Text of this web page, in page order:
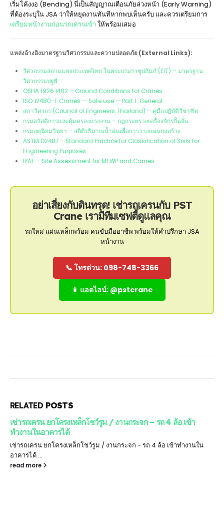
เริ่มโค้งงอ (Bending) นี่เป็นสัญญาณเตือนภัยล่วงหน้า (Early Warning)
ที่ต้องระบุใน JSA ว่าให้หยุดงานทันทีหากพบเห็นครับ และควรเตรียมการ
เตรียมหน้างานก่อนรถเครนเข้า ให้พร้อมเสมอ
แหล่งอ้างอิงมาตรฐานวิศวกรรมและความปลอดภัย (External Links):
วิศวกรรมสถานแห่งประเทศไทย ในพระบรมราชูปถัมภ์ (EIT) – มาตรฐาน
วิศวกรรมปฐพี
OSHA 1926.1402 – Ground Conditions for Cranes
ISO 12480-1: Cranes — Safe use — Part 1: General
สภาวิศวกร (Council of Engineers Thailand) – คู่มือปฏิบัติวิชาชีพ
กรมสวัสดิการและคุ้มครองแรงงาน – กฎกระทรวงเครื่องจักรปั้นจั่น
กรมอุตุนิยมวิทยา – สถิติปริมาณน้ำฝนเพื่อการวางแผนก่อสร้าง
ASTM D2487 – Standard Practice for Classification of Soils for
Engineering Purposes
IPAF – Site Assessment for MEWP and Cranes
อย่าเสี่ยงกับดินทรุด! เช่ารถเครนกับ PST
Crane เรามีทีมเซฟตี้ดูแลคุณ
รถใหม่ แผ่นเหล็กพร้อม คนขับมืออาชีพ พร้อมให้คำปรึกษา JSA
หน้างาน
📞 โทรด่วน: 098-748-3366
📱 แอดไลน์: @pstcrane
RELATED POSTS
เช่ารถเครน ยกโครงเหล็กโชว์รูม / งานกระจก – รถ 4 ล้อ เข้า
ทำงานในอาคารได้
เช่ารถเครน ยกโครงเหล็กโชว์รูม / งานกระจก - รถ 4 ล้อ เข้าทำงานใน
อาคารได้ ...
read more